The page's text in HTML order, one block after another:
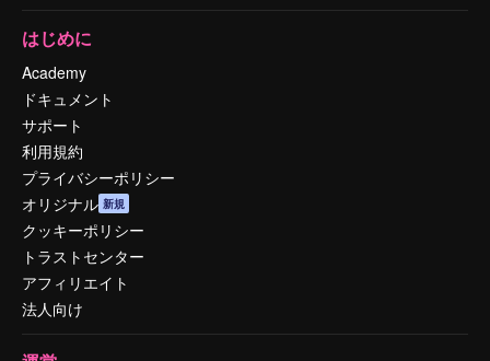
はじめに
Academy
ドキュメント
サポート
利用規約
プライバシーポリシー
オリジナル 新規
クッキーポリシー
トラストセンター
アフィリエイト
法人向け